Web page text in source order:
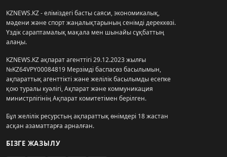
KZNEWS.KZ - еліміздегі басты саяси, экономикалық,
мәдени және спорт жаңалықтарының сенімді дереккөзі.
Үздік сараптамалық мақала мен шынайы сұқбаттың
алаңы.
KZNEWS.KZ ақпарат агенттігі 29.12.2023 жылғы
№KZ64VPY00084819 Мерзімді баспасөз басылымын,
ақпараттық агенттікті және желілік басылымды есепке
қою туралы куәлігі, Ақпарат және коммуникация
министрлігінің Ақпарат комитетімен берілген.
Бұл желілік ресурстың ақпараттық өнімдері 18 жастан
асқан азаматтарға арналған.
БІЗГЕ ЖАЗЫЛУ